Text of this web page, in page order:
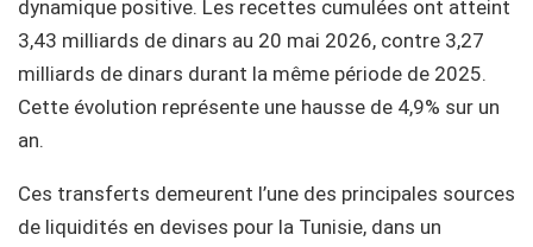
dynamique positive. Les recettes cumulées ont atteint
3,43 milliards de dinars au 20 mai 2026, contre 3,27
milliards de dinars durant la même période de 2025.
Cette évolution représente une hausse de 4,9% sur un
an.
Ces transferts demeurent l’une des principales sources
de liquidités en devises pour la Tunisie, dans un